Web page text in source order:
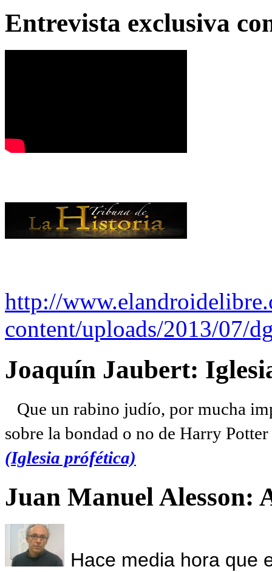
Entrevista exclusiva
http://
content/uploads/2013/07/
Joaquín Jaubert:
Que un rabino judío, por mucha
sobre la bondad o no de Harry
(Iglesia prófética)
Juan Manuel Alesson:
Hace media hora que